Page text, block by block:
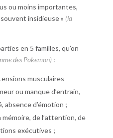
ou moins importantes,
insidieuse » (la
en 5 familles, qu’on
des Pokemon):
musculaires
ou manque d’entrain,
d’émotion ;
de l’attention, de
exécutives ;